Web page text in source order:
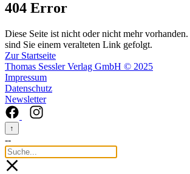
404 Error
Diese Seite ist nicht oder nicht mehr
sind Sie einem veralteten Link gefolgt.
Zur Startseite
Thomas Sessler Verlag GmbH © 2025
Impressum
Datenschutz
Newsletter
↑
--